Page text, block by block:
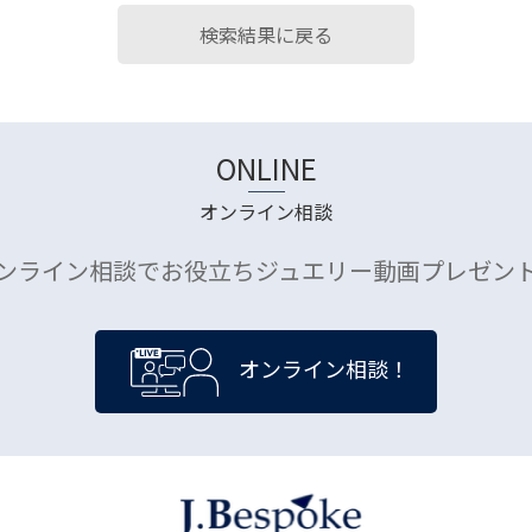
検索結果に戻る
ONLINE
オンライン相談
ライン相談でお役立ちジュエリー動画プレゼン
オンライン相談！